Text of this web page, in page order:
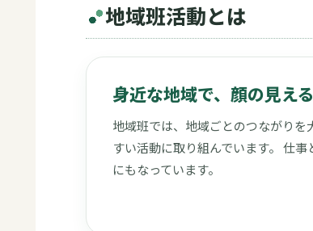
地域班活動とは
身近な地域で、顔の見え
地域班では、地域ごとのつながり
すい活動に取り組んでいます。 仕
にもなっています。